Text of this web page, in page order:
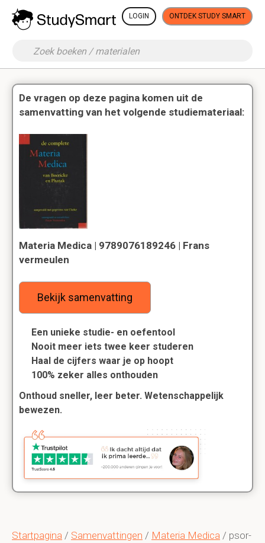
LOGIN ONTDEK STUDY SMART
Startpagina / Samenvattingen / Materia Medica / psor-
De vragen op deze pagina komen uit de
samenvatting van het volgende studiemateriaal:
Materia Medica | 9789076189246 | Frans
vermeulen
Bekijk samenvatting
Een unieke studie- en oefentool
Nooit meer iets twee keer studeren
Haal de cijfers waar je op hoopt
100% zeker alles onthouden
Onthoud sneller, leer beter. Wetenschappelijk
bewezen.